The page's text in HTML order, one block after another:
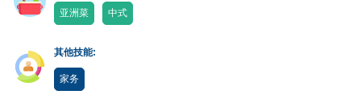
亚洲菜 中式
其他技能:
家务